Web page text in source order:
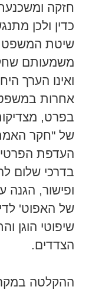
חזקה
כדין ולכן
שיטת המשפט.
משמעותם
ואינו הערך
אחרות
בפרט,
של "חקר
העדפת
בדרכי שלום
ופישור, הגנה
של האפוט'
שיפוטי הוגן
הצדדים.
ההקלטה